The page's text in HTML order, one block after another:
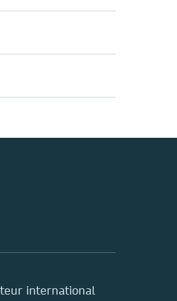
international